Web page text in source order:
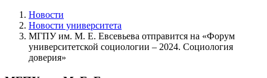
Новости
Новости университета
МГПУ им. М. Е. Евсевьева отправится на «Форум
университетской социологии – 2024. Социология
доверия»